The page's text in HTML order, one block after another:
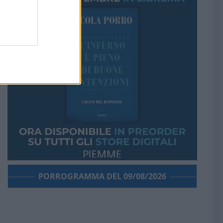
PORROGRAMMA DEL 09/08/2026